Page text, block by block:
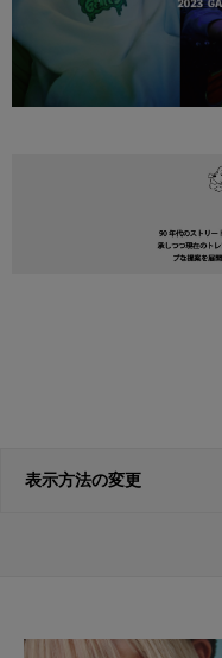
表示方法の変更